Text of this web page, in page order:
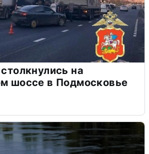
на
шоссе в Подмосковье